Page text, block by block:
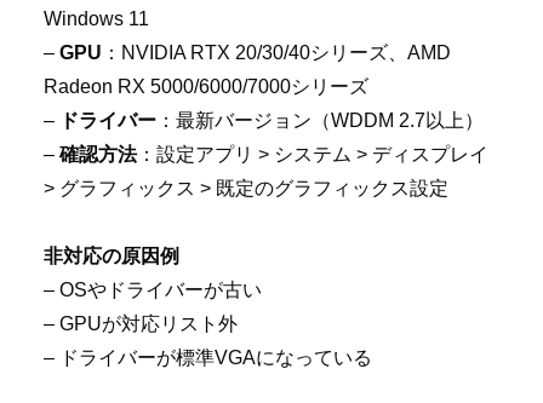
Windows 11
– GPU ：NVIDIA RTX 20/30/40シリーズ、AMD
Radeon RX 5000/6000/7000シリーズ
–
ドライバー ：最新バージョン（WDDM 2.7以上）
– 確認方法：設定アプリ > システム > ディスプレイ
> グラフィックス > 既定のグラフィックス設定
非対応の原因例
– OSやドライバーが古い
– GPUが対応リスト外
– ドライバーが標準VGAになっている